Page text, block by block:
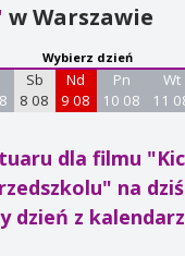
w Warszawie
Wybierz dzień
Sb
8 08
Nd
9 08
Pn
10 08
Wt
11
dla filmu
na
dzień z